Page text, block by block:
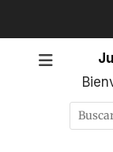
al
contenido
Buscar